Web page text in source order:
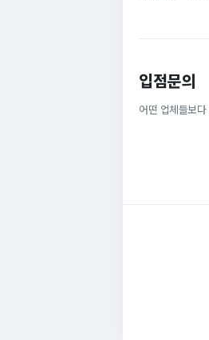
입점문의
어떤 업체들보